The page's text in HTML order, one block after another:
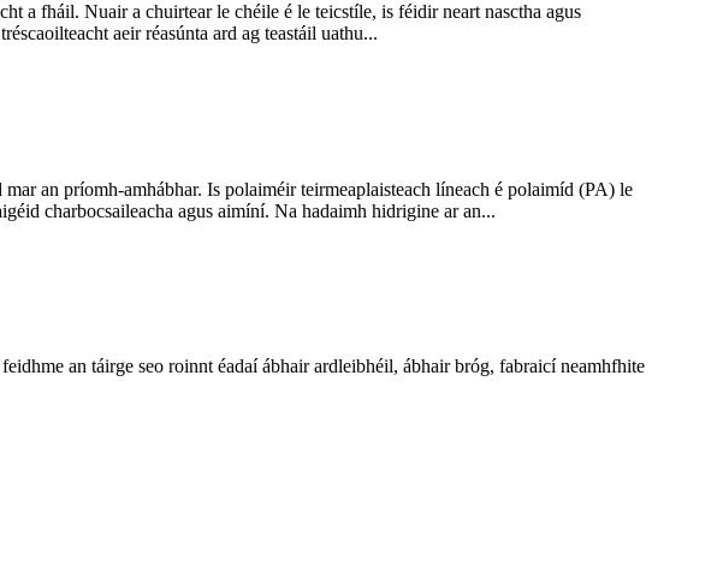
a fháil. Nuair a chuirtear le chéile é le teicstíle, is féidir neart nasctha agus
aeir réasúnta ard ag teastáil uathu...
an príomh-amhábhar. Is polaiméir teirmeaplaisteach líneach é polaimíd (PA) le
charbocsaileacha agus aimíní. Na hadaimh hidrigine ar an...
an táirge seo roinnt éadaí ábhair ardleibhéil, ábhair bróg, fabraicí neamhfhite